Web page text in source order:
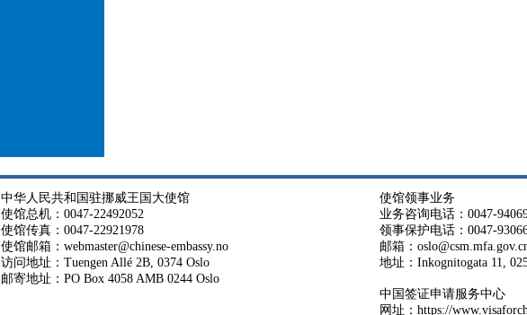
中华人民共和国驻挪威王国大使馆
使馆总机：0047-22492052
使馆传真：0047-22921978
使馆邮箱：webmaster@chinese-embassy.no
访问地址：Tuengen Allé 2B, 0374 Oslo
邮寄地址：PO Box 4058 AMB 0244 Oslo
使馆领事业务
业务咨询电话：0047-
领事保护电话：0047-
邮箱：
地址：Inkognitogata 11,
中国签证申请服务中心
网址： https://